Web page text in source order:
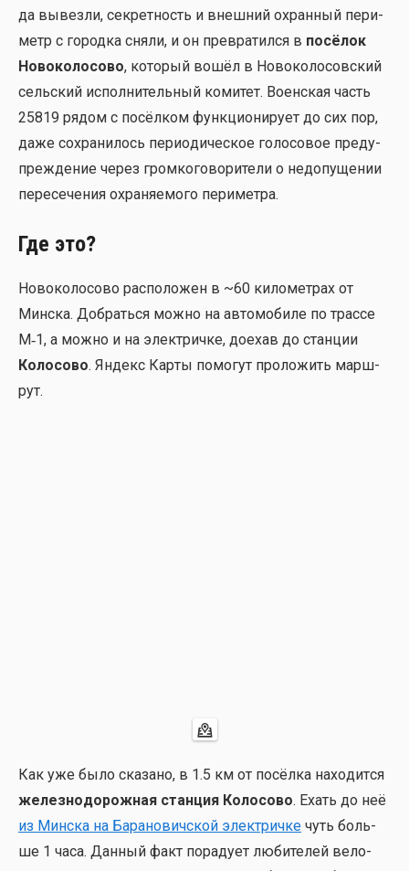
да вывез­ли, сек­рет­ность и внеш­ний охран­ный пери­
метр с город­ка сня­ли, и он пре­вра­тил­ся в посё­лок
Ново­ко­ло­со­во, кото­рый вошёл в Ново­ко­ло­сов­ский
сель­ский испол­ни­тель­ный коми­тет. Воен­ская часть
25819 рядом с посёл­ком функ­ци­о­ни­ру­ет до сих пор,
даже сохра­ни­лось пери­о­ди­че­ское голо­со­вое пре­ду­
пре­жде­ние через гром­ко­го­во­ри­те­ли о недо­пу­ще­нии
пере­се­че­ния охра­ня­е­мо­го пери­мет­ра.
Где это?
Ново­ко­ло­со­во рас­по­ло­жен в ~60 кило­мет­рах от
Мин­ска. Добрать­ся мож­но на авто­мо­би­ле по трас­се
М‑1, а мож­но и на элек­трич­ке, дое­хав до стан­ции
Коло­со­во. Яндекс Кар­ты помо­гут про­ло­жить марш­
рут.
Как уже было ска­за­но, в 1.5 км от посёл­ка нахо­дит­ся
желез­но­до­рож­ная стан­ция Коло­со­во. Ехать до неё
из Мин­ска на Бара­новичской элек­трич­ке чуть боль­
ше 1 часа. Дан­ный факт пора­ду­ет люби­те­лей вело­